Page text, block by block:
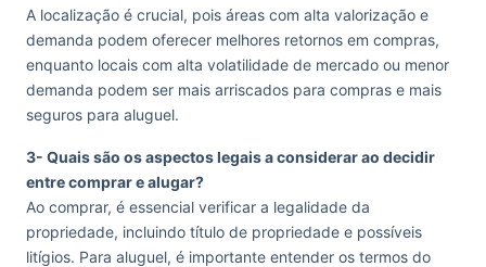
A localização é crucial, pois áreas com alta valorização e
demanda podem oferecer melhores retornos em compras,
enquanto locais com alta volatilidade de mercado ou menor
demanda podem ser mais arriscados para compras e mais
seguros para aluguel.
3- Quais são os aspectos legais a considerar ao decidir
entre comprar e alugar?
Ao comprar, é essencial verificar a legalidade da
propriedade, incluindo título de propriedade e possíveis
litígios. Para aluguel, é importante entender os termos do